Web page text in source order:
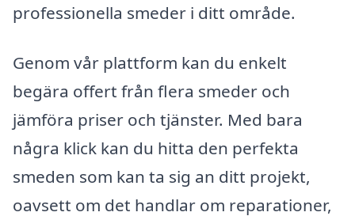
professionella smeder i ditt område.
Genom vår plattform kan du enkelt
begära offert från flera smeder och
jämföra priser och tjänster. Med bara
några klick kan du hitta den perfekta
smeden som kan ta sig an ditt projekt,
oavsett om det handlar om reparationer,